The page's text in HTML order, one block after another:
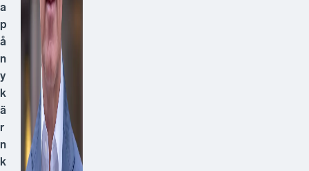
a
p
å
n
y
k
ä
r
n
k